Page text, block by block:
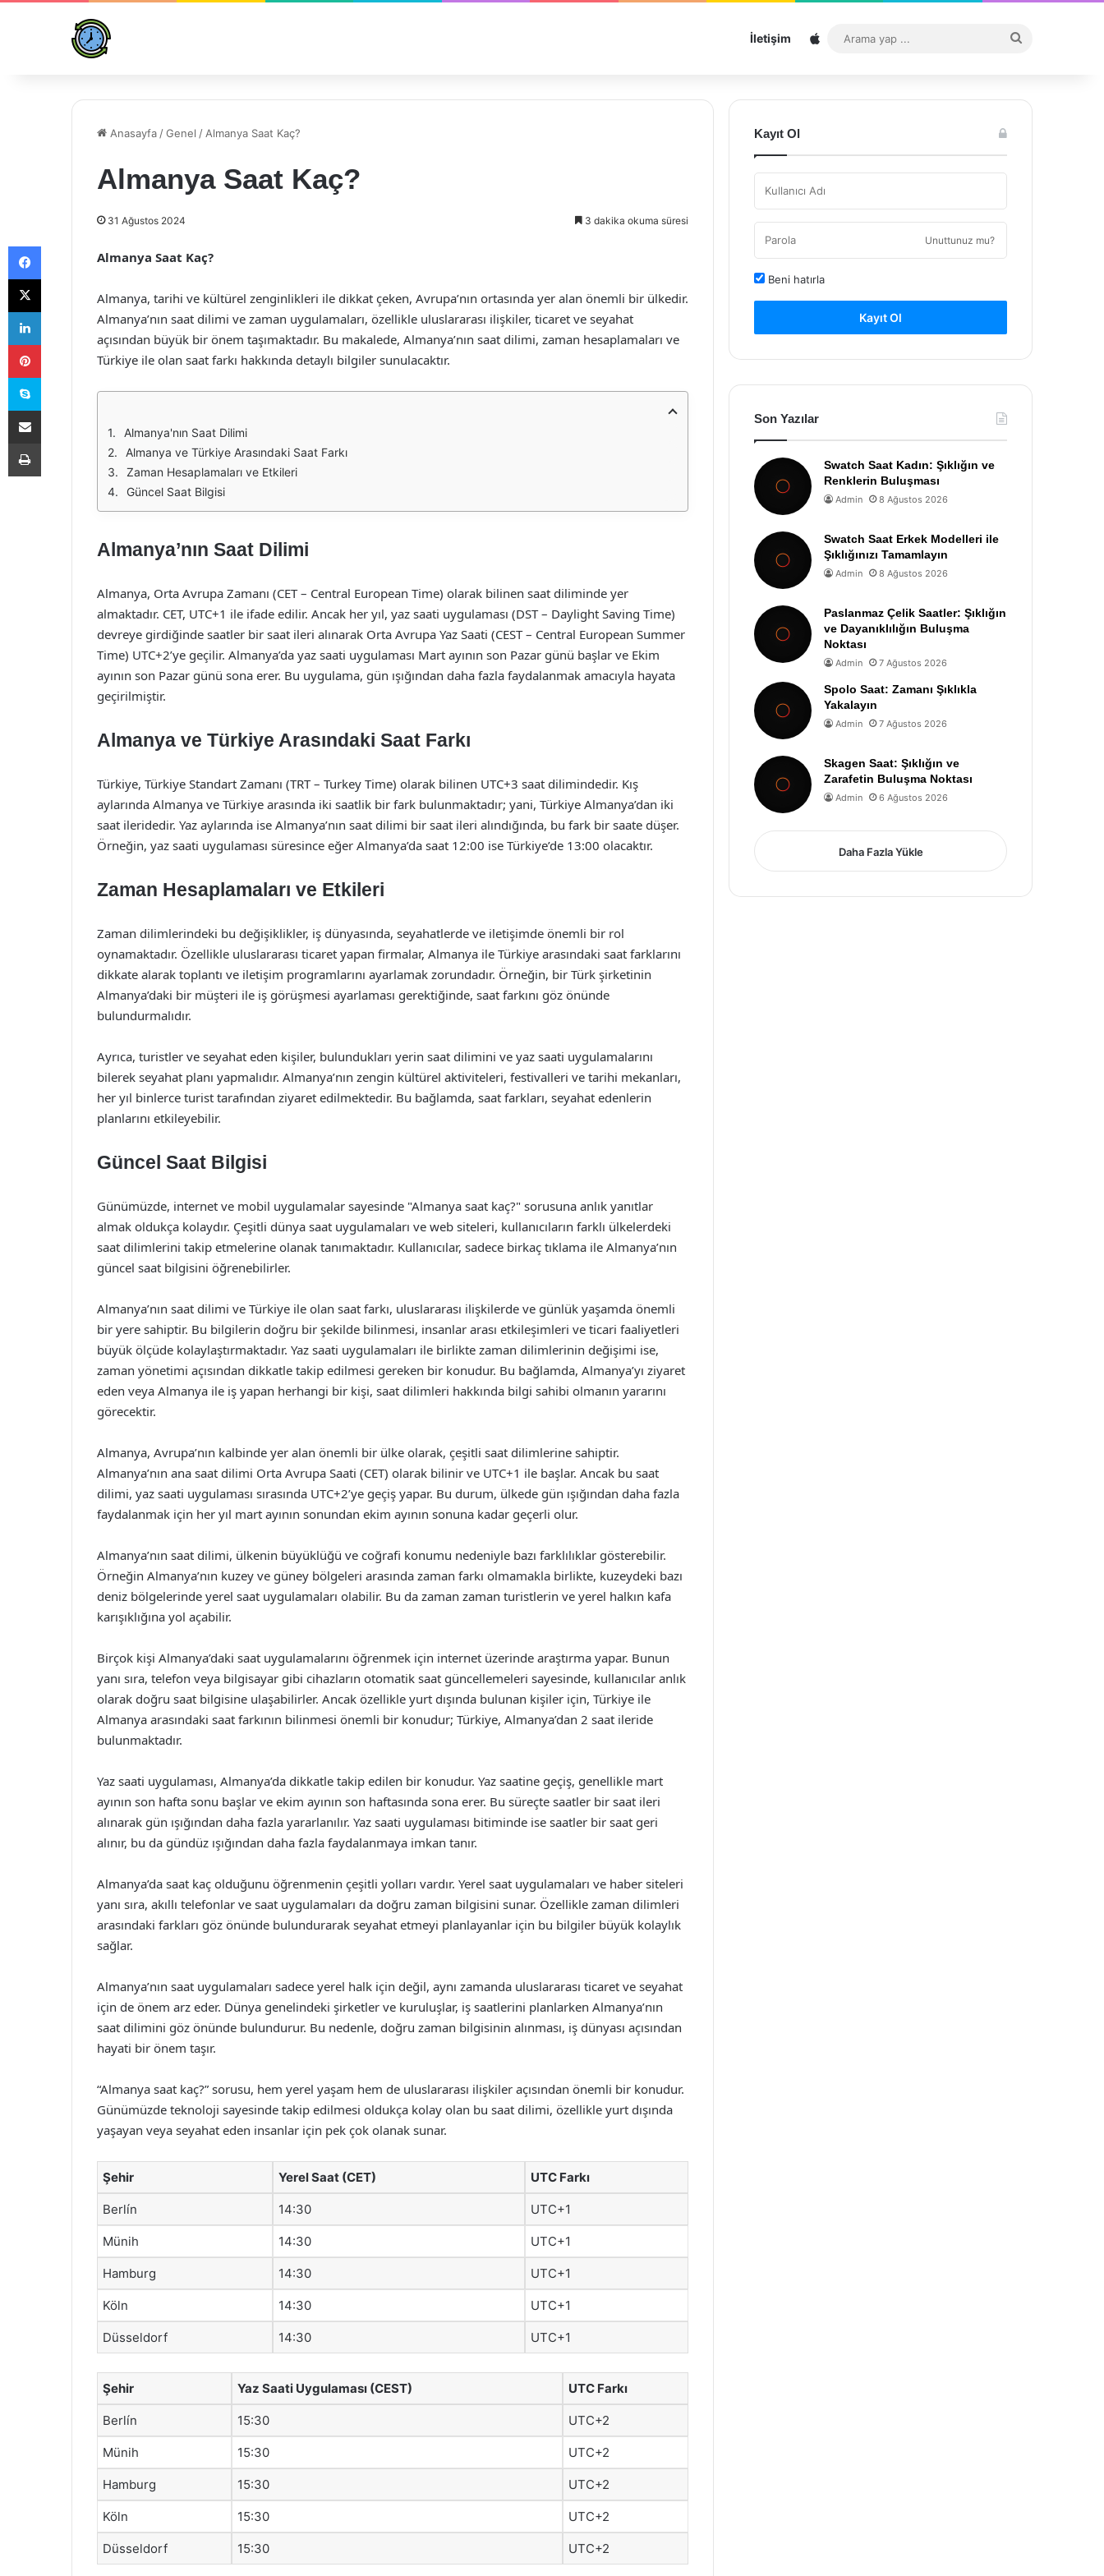
İletişim Sitemap
...
Anasayfa /Genel / Almanya Saat Kaç?
Almanya Saat Kaç?
31 Ağustos 2024 3 dakika okuma süresi
Almanya Saat Kaç?
Almanya, tarihi ve kültürel zenginlikleri ile dikkat çeken, Avrupa’nın ortasında yer alan önemli bir ülkedir.
Almanya’nın saat dilimi ve zaman uygulamaları, özellikle uluslararası ilişkiler, ticaret ve seyahat
açısından büyük bir önem taşımaktadır. Bu makalede, Almanya’nın saat dilimi, zaman hesaplamaları ve
Türkiye ile olan saat farkı hakkında detaylı bilgiler sunulacaktır.
Almanya'nın Saat Dilimi
Almanya ve Türkiye Arasındaki Saat Farkı
Zaman Hesaplamaları ve Etkileri
Güncel Saat Bilgisi
Almanya’nın Saat Dilimi
Almanya, Orta Avrupa Zamanı (CET – Central European Time) olarak bilinen saat diliminde yer
almaktadır. CET, UTC+1 ile ifade edilir. Ancak her yıl, yaz saati uygulaması (DST – Daylight Saving Time)
devreye girdiğinde saatler bir saat ileri alınarak Orta Avrupa Yaz Saati (CEST – Central European Summer
Time) UTC+2’ye geçilir. Almanya’da yaz saati uygulaması Mart ayının son Pazar günü başlar ve Ekim
ayının son Pazar günü sona erer. Bu uygulama, gün ışığından daha fazla faydalanmak amacıyla hayata
geçirilmiştir.
Almanya ve Türkiye Arasındaki Saat Farkı
Türkiye, Türkiye Standart Zamanı (TRT – Turkey Time) olarak bilinen UTC+3 saat dilimindedir. Kış
aylarında Almanya ve Türkiye arasında iki saatlik bir fark bulunmaktadır; yani, Türkiye Almanya’dan iki
saat ileridedir. Yaz aylarında ise Almanya’nın saat dilimi bir saat ileri alındığında, bu fark bir saate düşer.
Örneğin, yaz saati uygulaması süresince eğer Almanya’da saat 12:00 ise Türkiye’de 13:00 olacaktır.
Zaman Hesaplamaları ve Etkileri
Zaman dilimlerindeki bu değişiklikler, iş dünyasında, seyahatlerde ve iletişimde önemli bir rol
oynamaktadır. Özellikle uluslararası ticaret yapan firmalar, Almanya ile Türkiye arasındaki saat farklarını
dikkate alarak toplantı ve iletişim programlarını ayarlamak zorundadır. Örneğin, bir Türk şirketinin
Almanya’daki bir müşteri ile iş görüşmesi ayarlaması gerektiğinde, saat farkını göz önünde
bulundurmalıdır.
Ayrıca, turistler ve seyahat eden kişiler, bulundukları yerin saat dilimini ve yaz saati uygulamalarını
bilerek seyahat planı yapmalıdır. Almanya’nın zengin kültürel aktiviteleri, festivalleri ve tarihi mekanları,
her yıl binlerce turist tarafından ziyaret edilmektedir. Bu bağlamda, saat farkları, seyahat edenlerin
planlarını etkileyebilir.
Güncel Saat Bilgisi
Günümüzde, internet ve mobil uygulamalar sayesinde "Almanya saat kaç?" sorusuna anlık yanıtlar
almak oldukça kolaydır. Çeşitli dünya saat uygulamaları ve web siteleri, kullanıcıların farklı ülkelerdeki
saat dilimlerini takip etmelerine olanak tanımaktadır. Kullanıcılar, sadece birkaç tıklama ile Almanya’nın
güncel saat bilgisini öğrenebilirler.
Almanya’nın saat dilimi ve Türkiye ile olan saat farkı, uluslararası ilişkilerde ve günlük yaşamda önemli
bir yere sahiptir. Bu bilgilerin doğru bir şekilde bilinmesi, insanlar arası etkileşimleri ve ticari faaliyetleri
büyük ölçüde kolaylaştırmaktadır. Yaz saati uygulamaları ile birlikte zaman dilimlerinin değişimi ise,
zaman yönetimi açısından dikkatle takip edilmesi gereken bir konudur. Bu bağlamda, Almanya’yı ziyaret
eden veya Almanya ile iş yapan herhangi bir kişi, saat dilimleri hakkında bilgi sahibi olmanın yararını
görecektir.
Almanya, Avrupa’nın kalbinde yer alan önemli bir ülke olarak, çeşitli saat dilimlerine sahiptir.
Almanya’nın ana saat dilimi Orta Avrupa Saati (CET) olarak bilinir ve UTC+1 ile başlar. Ancak bu saat
dilimi, yaz saati uygulaması sırasında UTC+2’ye geçiş yapar. Bu durum, ülkede gün ışığından daha fazla
faydalanmak için her yıl mart ayının sonundan ekim ayının sonuna kadar geçerli olur.
Almanya’nın saat dilimi, ülkenin büyüklüğü ve coğrafi konumu nedeniyle bazı farklılıklar gösterebilir.
Örneğin Almanya’nın kuzey ve güney bölgeleri arasında zaman farkı olmamakla birlikte, kuzeydeki bazı
deniz bölgelerinde yerel saat uygulamaları olabilir. Bu da zaman zaman turistlerin ve yerel halkın kafa
karışıklığına yol açabilir.
Birçok kişi Almanya’daki saat uygulamalarını öğrenmek için internet üzerinde araştırma yapar. Bunun
yanı sıra, telefon veya bilgisayar gibi cihazların otomatik saat güncellemeleri sayesinde, kullanıcılar anlık
olarak doğru saat bilgisine ulaşabilirler. Ancak özellikle yurt dışında bulunan kişiler için, Türkiye ile
Almanya arasındaki saat farkının bilinmesi önemli bir konudur; Türkiye, Almanya’dan 2 saat ileride
bulunmaktadır.
Yaz saati uygulaması, Almanya’da dikkatle takip edilen bir konudur. Yaz saatine geçiş, genellikle mart
ayının son hafta sonu başlar ve ekim ayının son haftasında sona erer. Bu süreçte saatler bir saat ileri
alınarak gün ışığından daha fazla yararlanılır. Yaz saati uygulaması bitiminde ise saatler bir saat geri
alınır, bu da gündüz ışığından daha fazla faydalanmaya imkan tanır.
Almanya’da saat kaç olduğunu öğrenmenin çeşitli yolları vardır. Yerel saat uygulamaları ve haber siteleri
yanı sıra, akıllı telefonlar ve saat uygulamaları da doğru zaman bilgisini sunar. Özellikle zaman dilimleri
arasındaki farkları göz önünde bulundurarak seyahat etmeyi planlayanlar için bu bilgiler büyük kolaylık
sağlar.
Almanya’nın saat uygulamaları sadece yerel halk için değil, aynı zamanda uluslararası ticaret ve seyahat
için de önem arz eder. Dünya genelindeki şirketler ve kuruluşlar, iş saatlerini planlarken Almanya’nın
saat dilimini göz önünde bulundurur. Bu nedenle, doğru zaman bilgisinin alınması, iş dünyası açısından
hayati bir önem taşır.
“Almanya saat kaç?” sorusu, hem yerel yaşam hem de uluslararası ilişkiler açısından önemli bir konudur.
Günümüzde teknoloji sayesinde takip edilmesi oldukça kolay olan bu saat dilimi, özellikle yurt dışında
yaşayan veya seyahat eden insanlar için pek çok olanak sunar.
Şehir Yerel Saat (CET) UTC Farkı
Berlín 14:30 UTC+1
Münih 14:30 UTC+1
Hamburg 14:30 UTC+1
Köln 14:30 UTC+1
Düsseldorf 14:30 UTC+1
Şehir Yaz Saati Uygulaması (CEST) UTC Farkı
Berlín 15:30 UTC+2
Münih 15:30 UTC+2
Hamburg 15:30 UTC+2
Köln 15:30 UTC+2
Düsseldorf 15:30 UTC+2
Kayıt Ol
Unuttunuz mu?
Beni hatırla
Kayıt Ol
Son Yazılar
Swatch Saat Kadın: Şıklığın ve
Renklerin Buluşması
Admin 8 Ağustos 2026
Swatch Saat Erkek Modelleri ile
Şıklığınızı Tamamlayın
Admin 8 Ağustos 2026
Paslanmaz Çelik Saatler: Şıklığın
ve Dayanıklılığın Buluşma
Noktası
Admin 7 Ağustos 2026
Spolo Saat: Zamanı Şıklıkla
Yakalayın
Admin 7 Ağustos 2026
Skagen Saat: Şıklığın ve
Zarafetin Buluşma Noktası
Admin 6 Ağustos 2026
Daha Fazla Yükle
Facebook
X
LinkedIn
Pinterest
Skype
E-Posta ile paylaş